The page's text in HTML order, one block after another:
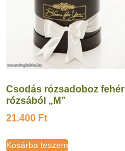
Csodás rózsadoboz fehér
rózsából „M”
21.400 Ft
Kosárba teszem